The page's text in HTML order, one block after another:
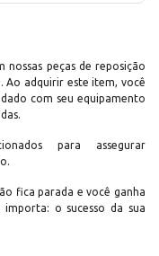
peças de reposição
Ao adquirir este item, você
com seu equipamento
para assegurar
fica parada e você ganha
o sucesso da sua